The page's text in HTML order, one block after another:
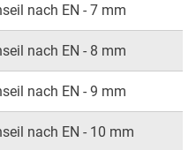
nach EN - 7 mm
nach EN - 8 mm
nach EN - 9 mm
nach EN - 10 mm